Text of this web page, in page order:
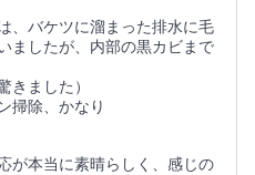
、バケツに溜まった排水に毛
ましたが、内部の黒カビまで
きました）
掃除、かなり
が本当に素晴らしく、感じの